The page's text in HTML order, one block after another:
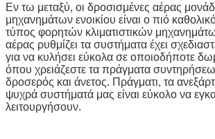
Εν τω μεταξύ, οι δροσισμένες αέρας
μηχανημάτων ενοικίου είναι ο πιό
τύπος φορητών κλιματιστικών
αέρας ρυθμίζει τα συστήματα έχει
για να κυλήσει εύκολα σε οποιοδήποτε
όπου χρειάζεστε τα πράγματα
δροσερός και άνετος. Πράγματι, τα
ψυχρά συστήματά μας είναι εύκολο να
λειτουργήσουν.